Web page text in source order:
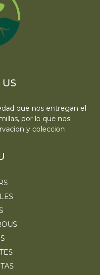
que nos entregan el
por lo que nos
y coleccion